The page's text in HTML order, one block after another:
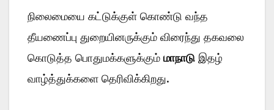
நிலைமையை கட்டுக்குள் கொண்டு வந்த
தீயணைப்பு துறையினருக்கும் விரைந்து தகவலை
கொடுத்த பொதுமக்களுக்கும் மாநாடு இதழ்
வாழ்த்துக்களை தெரிவிக்கிறது.